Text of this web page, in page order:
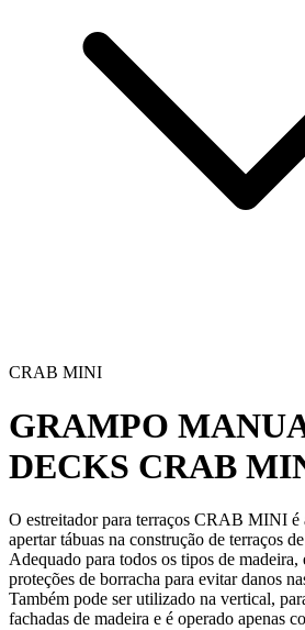
CRAB MINI
GRAMPO
DECKS CRAB
O estreitador para terraços CRAB MINI é
apertar tábuas na construção de terraços
Adequado para todos os tipos de madeira,
proteções de borracha para evitar danos
Também pode ser utilizado na vertical,
fachadas de madeira e é operado apenas